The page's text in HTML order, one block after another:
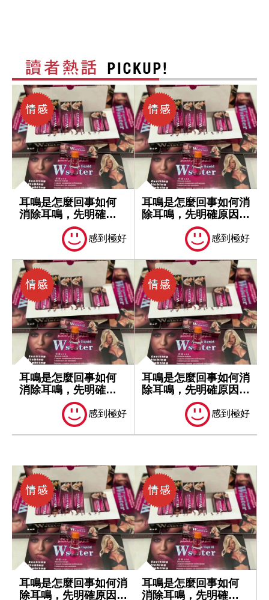
耳鳴是怎麼回事如何
消除耳鳴，先明確原
感到極好
耳鳴是怎麼回事如何消
除耳鳴，先明確原因再
感到極好
耳鳴是怎麼回事如何
消除耳鳴，先明確原
感到極好
耳鳴是怎麼回事如何消
除耳鳴，先明確原因再
感到極好
耳鳴是怎麼回事如何消
除耳鳴，先明確原因再
耳鳴是怎麼回事如何
消除耳鳴，先明確原